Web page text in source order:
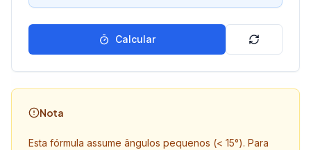
Calcular
Nota
Esta fórmula assume ângulos pequenos (< 15°). Para